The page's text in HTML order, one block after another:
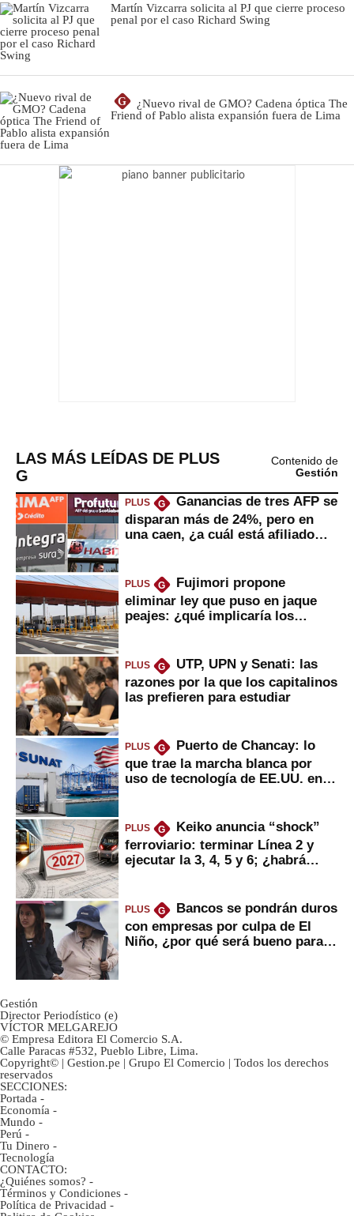
Martín Vizcarra solicita al PJ que cierre proceso
penal por el caso Richard Swing
G
¿Nuevo rival de GMO? Cadena óptica The
Friend of Pablo alista expansión fuera de Lima
LAS MÁS LEÍDAS DE PLUS
G
Contenido de
Gestión
PLUS G
Ganancias de tres AFP se
disparan más de 24%, pero en
una caen, ¿a cuál está afiliado
PLUS G
Fujimori propone
eliminar ley que puso en jaque
peajes: ¿qué implicaría los
PLUS G
UTP, UPN y Senati: las
razones por la que los capitalinos
las prefieren para estudiar
PLUS G
Puerto de Chancay: lo
que trae la marcha blanca por
uso de tecnología de EE.UU. en
PLUS G
Keiko anuncia “shock”
ferroviario: terminar Línea 2 y
ejecutar la 3, 4, 5 y 6; ¿habrá
PLUS G
Bancos se pondrán duros
con empresas por culpa de El
Niño, ¿por qué será bueno para
Gestión
Director Periodístico (e)
VÍCTOR MELGAREJO
© Empresa Editora El Comercio S.A.
Calle Paracas #532, Pueblo Libre, Lima.
Copyright© | Gestion.pe | Grupo El Comercio | Todos los derechos
reservados
SECCIONES:
Portada -
Economía -
Mundo -
Perú -
Tu Dinero -
Tecnología
CONTACTO:
¿Quiénes somos? -
Términos y Condiciones -
Política de Privacidad -